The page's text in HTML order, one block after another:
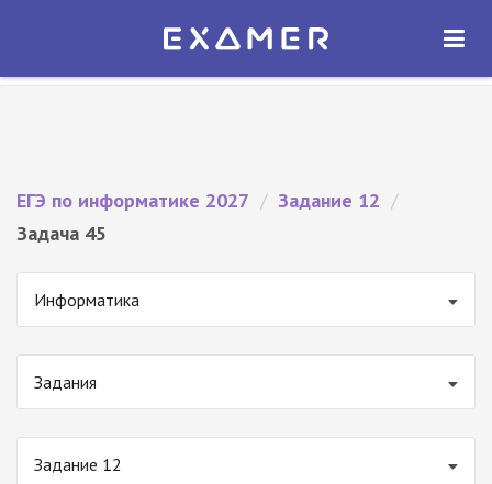
Экзамер — ЕГЭ 2027
ОТКРЫТЬ
ЕГЭ по информатике 2027 / Задание 12 /
Задача 45
Информатика
Задания
Задание 12